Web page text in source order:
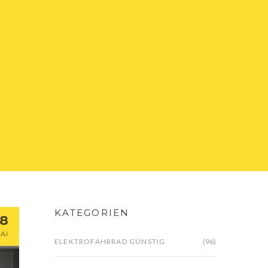
KATEGORIEN
ELEKTROFAHRRAD GÜNSTIG (96)